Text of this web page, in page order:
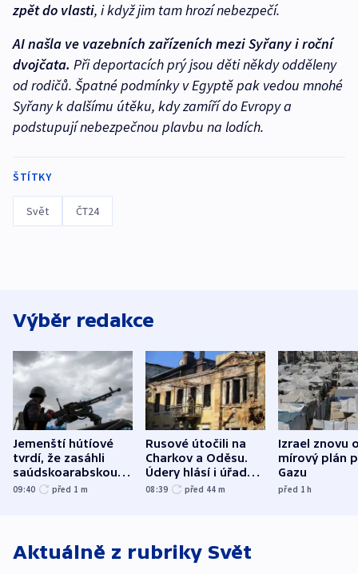
zpět do vlasti, i když jim tam hrozí nebezpečí.
AI našla ve vazebních zařízeních mezi Syřany i roční
dvojčata. Při deportacích prý jsou děti někdy odděleny
od rodičů. Špatné podmínky v Egyptě pak vedou mnohé
Syřany k dalšímu útěku, kdy zamíří do Evropy a
podstupují nebezpečnou plavbu na lodích.
ŠTÍTKY
Svět ČT24
Výběr redakce
Jemenští hútíové
tvrdí, že zasáhli
saúdskoarabskou
rafinerii
09:40 před 1 m
Rusové útočili na
Charkov a Oděsu.
Údery hlásí i úřady v
Bělgorodu
08:39 před 44 m
Izrael znovu
mírový plán
Gazu
před 1h
Aktuálně z rubriky Svět